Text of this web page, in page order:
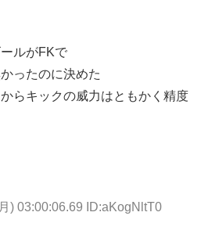
ルがFKで
ったのに決めた
らキックの威力はともかく精度
) 03:00:06.69 ID:aKogNltT0